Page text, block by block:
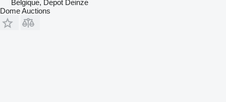
Belgique, Depot Deinze
Dome Auctions